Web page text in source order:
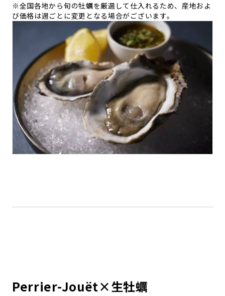
※全国各地から旬の牡蠣を厳選して仕入れるため、産地およ
び価格は週ごとに変更となる場合がございます。
Perrier-Jouët×生牡蠣